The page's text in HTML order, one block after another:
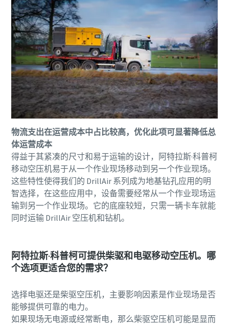
物流支出在运营成本中占比较高，优化此项可显著降低总
体运营成本
得益于其紧凑的尺寸和易于运输的设计，阿特拉斯·科普柯
移动空压机易于从一个作业现场移动到另一个作业现场。
这些特性使得我们的 DrillAir 系列成为地基钻孔应用的明
智选择，在这些应用中，设备需要经常从一个作业现场运
输到另一个作业现场。它的底座较短，只需一辆卡车就能
同时运输 DrillAir 空压机和钻机。
阿特拉斯·科普柯可提供柴驱和电驱移动空压机。哪
个选项更适合您的需求？
选择电驱还是柴驱空压机，主要影响因素是作业现场是否
能够提供可靠的电力。
如果现场无电源或经常断电，那么柴驱空压机可能是显而